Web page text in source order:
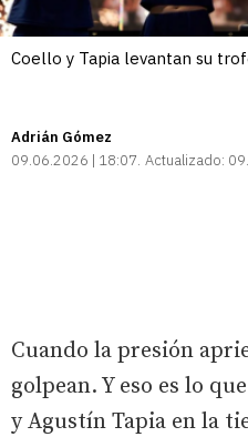
Coello y Tapia levantan su
Adrián Gómez
09.06.2026 | 18:07 Actualizado:
Cuando la presión
golpean. Y eso es lo
y Agustín Tapia en la